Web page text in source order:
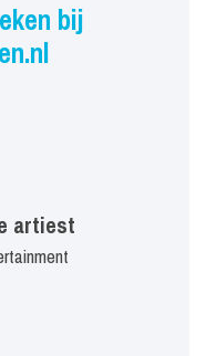
bij
artiest